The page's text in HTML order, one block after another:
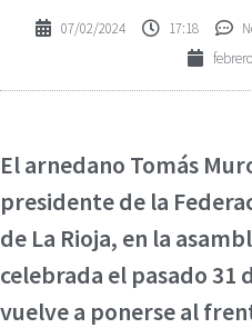
07/02/2024 17:18
El arnedano Tomás
presidente de la
de La Rioja, en la
celebrada el pasado 31
vuelve a ponerse al